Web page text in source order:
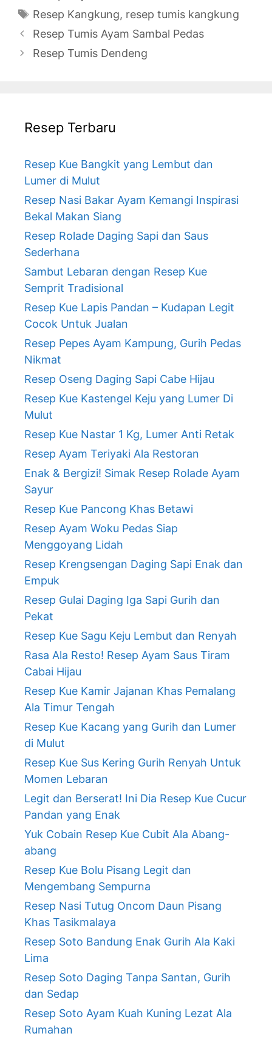
Tags
Resep Kangkung, resep tumis kangkung
Resep Tumis Ayam Sambal Pedas
Resep Tumis Dendeng
Resep Terbaru
Resep Kue Bangkit yang Lembut dan
Lumer di Mulut
Resep Nasi Bakar Ayam Kemangi Inspirasi
Bekal Makan Siang
Resep Rolade Daging Sapi dan Saus
Sederhana
Sambut Lebaran dengan Resep Kue
Semprit Tradisional
Resep Kue Lapis Pandan – Kudapan Legit
Cocok Untuk Jualan
Resep Pepes Ayam Kampung, Gurih Pedas
Nikmat
Resep Oseng Daging Sapi Cabe Hijau
Resep Kue Kastengel Keju yang Lumer Di
Mulut
Resep Kue Nastar 1 Kg, Lumer Anti Retak
Resep Ayam Teriyaki Ala Restoran
Enak & Bergizi! Simak Resep Rolade Ayam
Sayur
Resep Kue Pancong Khas Betawi
Resep Ayam Woku Pedas Siap
Menggoyang Lidah
Resep Krengsengan Daging Sapi Enak dan
Empuk
Resep Gulai Daging Iga Sapi Gurih dan
Pekat
Resep Kue Sagu Keju Lembut dan Renyah
Rasa Ala Resto! Resep Ayam Saus Tiram
Cabai Hijau
Resep Kue Kamir Jajanan Khas Pemalang
Ala Timur Tengah
Resep Kue Kacang yang Gurih dan Lumer
di Mulut
Resep Kue Sus Kering Gurih Renyah Untuk
Momen Lebaran
Legit dan Berserat! Ini Dia Resep Kue Cucur
Pandan yang Enak
Yuk Cobain Resep Kue Cubit Ala Abang-
abang
Resep Kue Bolu Pisang Legit dan
Mengembang Sempurna
Resep Nasi Tutug Oncom Daun Pisang
Khas Tasikmalaya
Resep Soto Bandung Enak Gurih Ala Kaki
Lima
Resep Soto Daging Tanpa Santan, Gurih
dan Sedap
Resep Soto Ayam Kuah Kuning Lezat Ala
Rumahan